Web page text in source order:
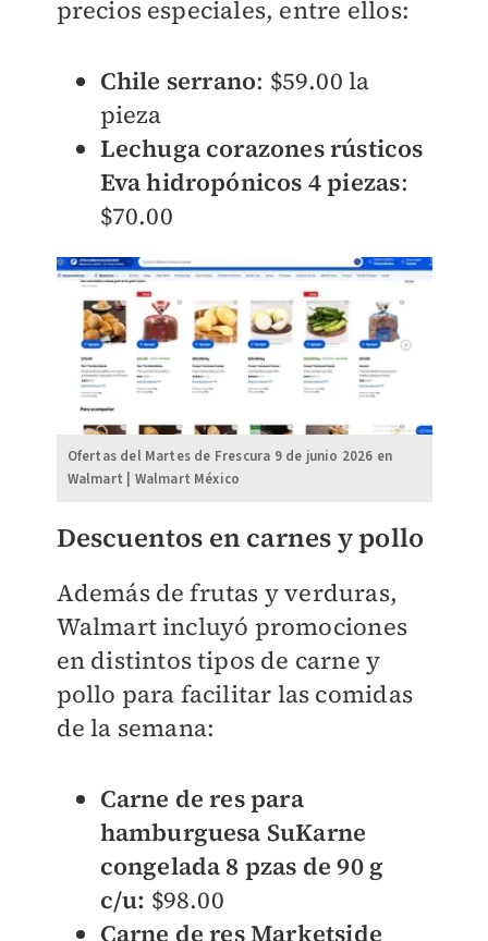
precios especiales, entre ellos:
Chile serrano: $59.00 la
pieza
Lechuga corazones rústicos
Eva hidropónicos 4 piezas:
$70.00
Ofertas del Martes de Frescura 9 de junio 2026 en
Walmart | Walmart México
Descuentos en carnes y pollo
Además de frutas y verduras,
Walmart incluyó promociones
en distintos tipos de carne y
pollo para facilitar las comidas
de la semana:
Carne de res para
hamburguesa SuKarne
congelada 8 pzas de 90 g
c/u: $98.00
Carne de res Marketside